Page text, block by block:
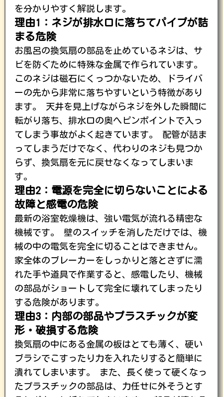
を分かりやすく解説します。
理由1：ネジが排水口に落ちてパイプが詰
まる危険
お風呂の換気扇の部品を止めているネジは、サ
ビを防ぐために特殊な金属で作られています。
このネジは磁石にくっつかないため、ドライバ
ーの先から非常に落ちやすいという特徴があり
ます。 天井を見上げながらネジを外した瞬間に
転がり落ち、排水口の奥へピンポイントで入っ
てしまう事故がよく起きています。 配管が詰ま
ってしまうだけでなく、代わりのネジも見つか
らず、換気扇を元に戻せなくなってしまいま
す。
理由2：電源を完全に切らないことによる
故障と感電の危険
最新の浴室乾燥機は、強い電気が流れる精密な
機械です。 壁のスイッチを消しただけでは、機
械の中の電気を完全に切ることはできません。
家全体のブレーカーをしっかりと落とさずに濡
れた手や道具で作業すると、感電したり、機械
の部品がショートして完全に壊れてしまったり
する危険があります。
理由3：内部の部品やプラスチックが変
形・破損する危険
換気扇の中にある金属の板はとても薄く、硬い
ブラシでこすったり力を入れたりすると簡単に
潰れてしまいます。 また、長く使って硬くなっ
たプラスチックの部品は、力任せに外そうとす